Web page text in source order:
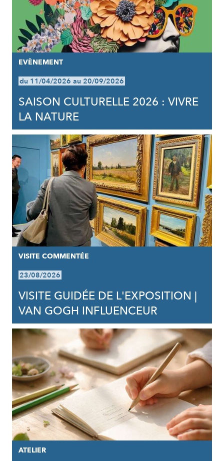
EVÈNEMENT
du 11/04/2026 au 20/09/2026
SAISON CULTURELLE 2026 : VIVRE
LA NATURE
VISITE COMMENTÉE
23/08/2026
VISITE GUIDÉE DE L'EXPOSITION |
VAN GOGH INFLUENCEUR
ATELIER